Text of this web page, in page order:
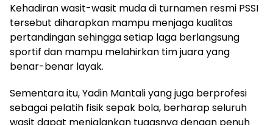
Kehadiran wasit-wasit muda di turnamen resmi PSSI
tersebut diharapkan mampu menjaga kualitas
pertandingan sehingga setiap laga berlangsung
sportif dan mampu melahirkan tim juara yang
benar-benar layak.
Sementara itu, Yadin Mantali yang juga berprofesi
sebagai pelatih fisik sepak bola, berharap seluruh
wasit dapat menjalankan tugasnya dengan penuh